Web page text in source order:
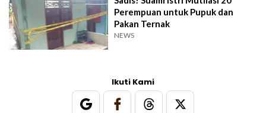
Perempuan untuk Pupuk dan
Pakan Ternak
NEWS
Ikuti Kami